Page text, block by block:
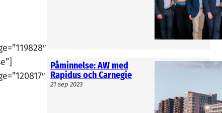
Påminnelse: AW med
Rapidus och Carnegie
21 sep 2023